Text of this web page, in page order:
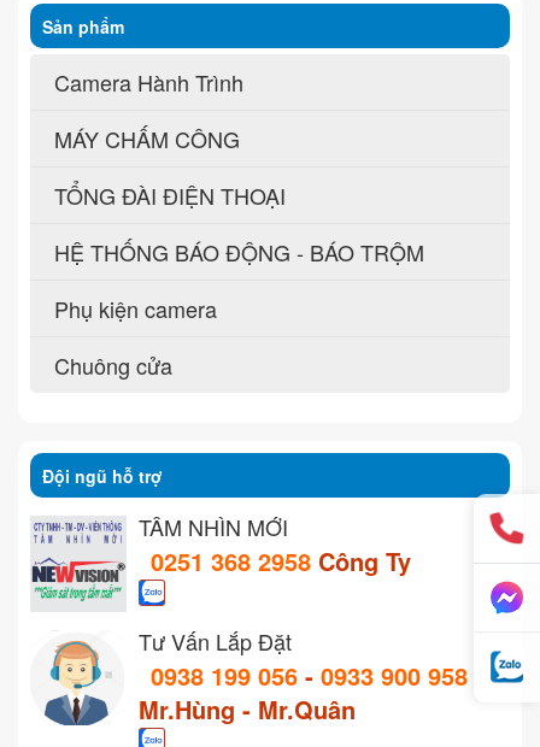
Sản phẩm
Camera Hành Trình
MÁY CHẤM CÔNG
TỔNG ĐÀI ĐIỆN THOẠI
HỆ THỐNG BÁO ĐỘNG - BÁO TRỘM
Phụ kiện camera
Chuông cửa
Đội ngũ hỗ trợ
TẦM NHÌN MỚI
0251 368 2958 Công Ty
Tư Vấn Lắp Đặt
0938 199 056 - 0933 900 958
Mr.Hùng - Mr.Quân